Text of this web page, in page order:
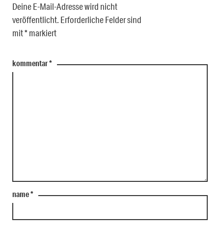
Deine E-Mail-Adresse wird nicht
veröffentlicht. Erforderliche Felder sind
mit*markiert
kommentar*
name*